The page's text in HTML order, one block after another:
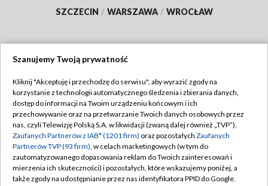
SZCZECIN / WARSZAWA / WROCŁAW
TVP
Abonament TVP
Emisja w TVP
Centrum informacji TVP
Naziemna Telewizja Cyfrowa
Regulamin TVP
Polityka prywatności
Moje zgody
Pomoc
Szanujemy Twoją prywatność
Kliknij "Akceptuję i przechodzę do serwisu", aby wyrazić zgody na
korzystanie z technologii automatycznego śledzenia i zbierania danych,
dostęp do informacji na Twoim urządzeniu końcowym i ich
przechowywanie oraz na przetwarzanie Twoich danych osobowych przez
nas, czyli Telewizję Polską S.A. w likwidacji (zwaną dalej również „TVP”),
Zaufanych Partnerów z IAB* (1201 firm) oraz pozostałych Zaufanych
Partnerów TVP (93 firm), w celach marketingowych (w tym do
zautomatyzowanego dopasowania reklam do Twoich zainteresowań i
mierzenia ich skuteczności) i pozostałych, które wskazujemy poniżej, a
także zgody na udostępnianie przez nas identyfikatora PPID do Google.